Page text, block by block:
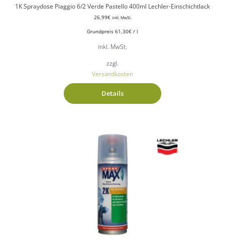
1K Spraydose Piaggio 6/2 Verde Pastello 400ml Lechler-Einschichtlack
26,99€ inkl. MwSt.
Grundpreis 61,30€ / l
inkl. MwSt.
zzgl.
Versandkosten
Details